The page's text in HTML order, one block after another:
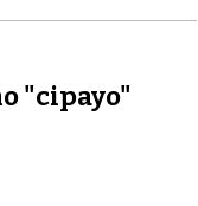
"cipayo"